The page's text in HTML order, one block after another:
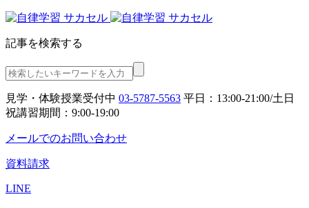
記事を検索する
見学・体験授業受付中 03-5787-5563 平日：13:00-21:00/土日
祝講習期間：9:00-19:00
メールでのお問い合わせ
資料請求
LINE